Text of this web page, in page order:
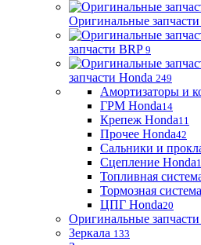
Оригинальные
запчасти BRP 9
запчасти Honda 249
Амортизаторы и
ГРМ Honda14
Крепеж Honda11
Прочее Honda42
Сальники и
Сцепление Honda
Топливная
Тормозная
ЦПГ Honda20
Оригинальные
Зеркала 133